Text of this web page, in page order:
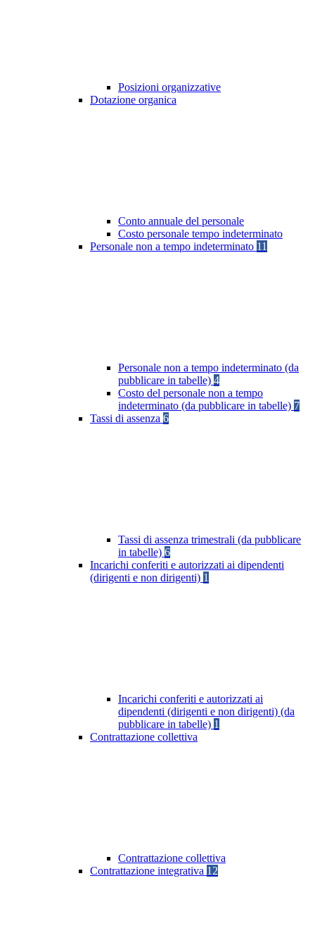
Posizioni organizzative
Dotazione organica
Conto annuale del personale
Costo personale tempo indeterminato
Personale non a tempo indeterminato 11
Personale non a tempo indeterminato (da
pubblicare in tabelle) 4
Costo del personale non a tempo
indeterminato (da pubblicare in tabelle) 7
Tassi di assenza 6
Tassi di assenza trimestrali (da pubblicare
in tabelle) 6
Incarichi conferiti e autorizzati ai dipendenti
(dirigenti e non dirigenti) 1
Incarichi conferiti e autorizzati ai
dipendenti (dirigenti e non dirigenti) (da
pubblicare in tabelle) 1
Contrattazione collettiva
Contrattazione collettiva
Contrattazione integrativa 12